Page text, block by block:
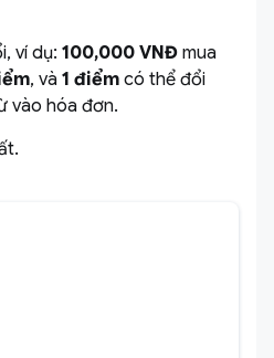
ví dụ: 100,000 VNĐ mua
, và 1 điểm có thể đổi
vào hóa đơn.